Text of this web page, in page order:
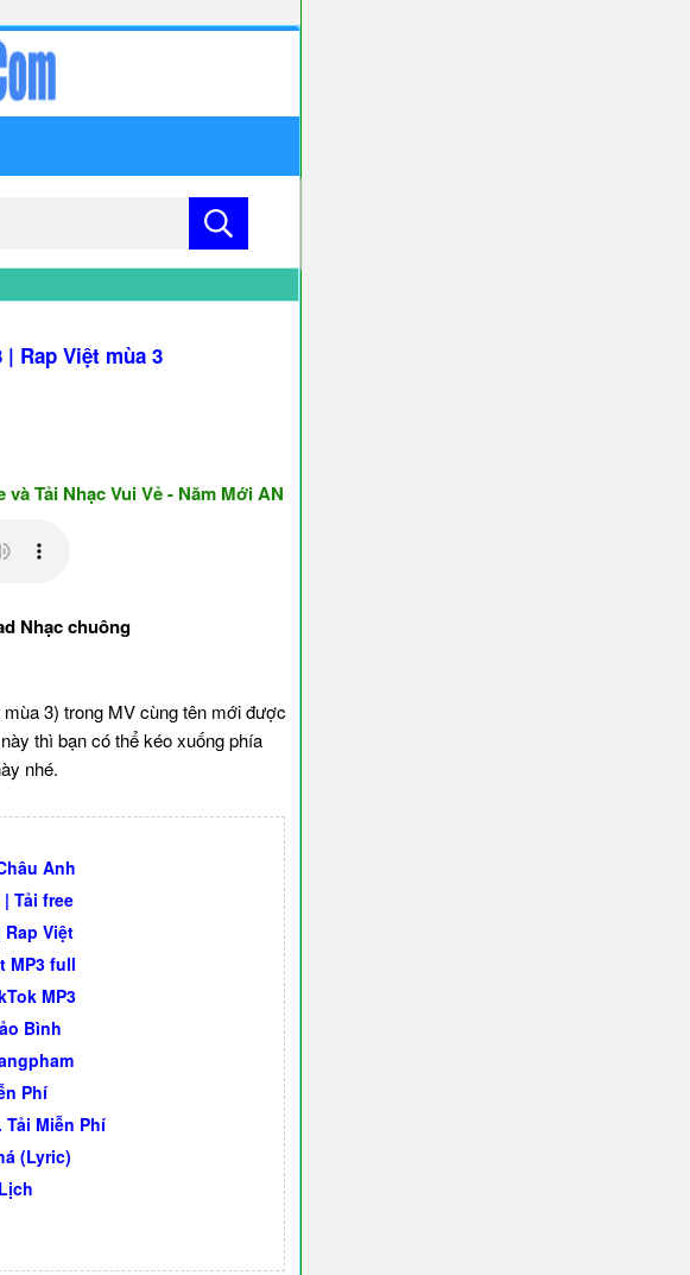
Rap Việt mùa 3
Vui Vẻ - Năm Mới AN KHANG & THỊNH VƯỢNG ♥♥♥
Nhạc chuông
mùa 3) trong MV cùng tên mới được
thì bạn có thể kéo xuống phía
nhé.
Anh
Tải free
Việt
MP3 full
MP3
Bình
Phí
Miễn Phí
(Lyric)